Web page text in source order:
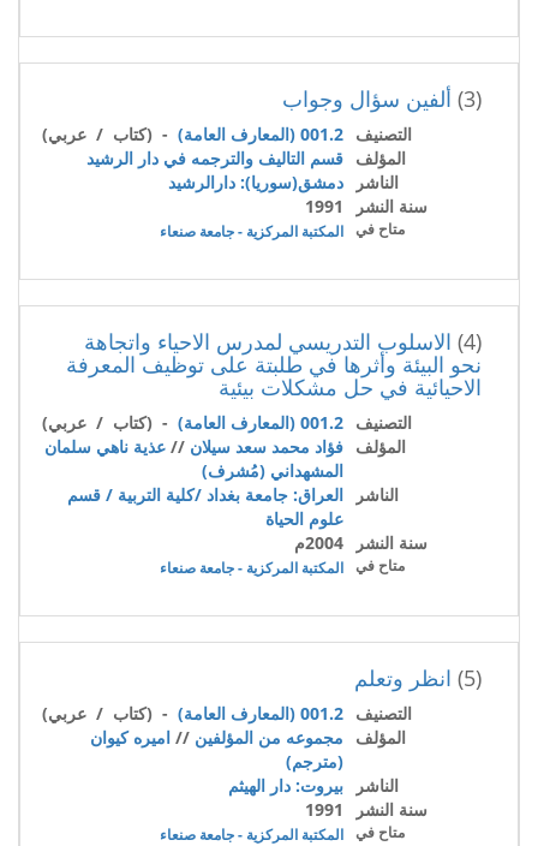
(3) ألفين سؤال وجواب
التصنيف 001.2 (المعارف العامة)
- (كتاب / عربي)
المؤلف قسم التاليف والترجمه في دار الرشيد
الناشر
دمشق(سوريا): دارالرشيد
سنة النشر
1991
متاح في المكتبة المركزية - جامعة صنعاء
(4) الاسلوب التدريسي لمدرس الاحياء واتجاهة
نحو البيئة وأثرها في طلبتة على توظيف المعرفة
الاحيائية في حل مشكلات بيئية
التصنيف 001.2 (المعارف العامة)
- (كتاب / عربي)
المؤلف فؤاد محمد سعد سيلان // عذية ناهي سلمان
المشهداني (مُشرف)
الناشر
العراق: جامعة بغداد /كلية التربية / قسم
علوم الحياة
سنة النشر
2004م
متاح في المكتبة المركزية - جامعة صنعاء
(5) انظر وتعلم
التصنيف 001.2 (المعارف العامة)
- (كتاب / عربي)
المؤلف
مجموعه من المؤلفين // اميره كيوان
(مترجم)
الناشر
بيروت: دار الهيثم
سنة النشر
1991
متاح في المكتبة المركزية - جامعة صنعاء